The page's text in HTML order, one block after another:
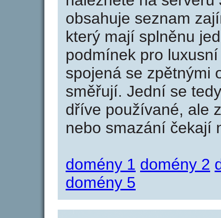
obsahuje seznam
který mají splněnu
podmínek pro
spojená se zpětnými
směřují. Jední se
dříve používané, ale
nebo smazání čekají
domény 1 domény 2
domény 5